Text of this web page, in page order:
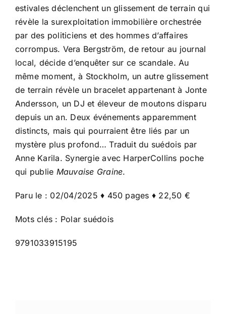
estivales déclenchent un glissement de terrain qui
révèle la surexploitation immobilière orchestrée
par des politiciens et des hommes d’affaires
corrompus. Vera Bergström, de retour au journal
local, décide d’enquêter sur ce scandale. Au
même moment, à Stockholm, un autre glissement
de terrain révèle un bracelet appartenant à Jonte
Andersson, un DJ et éleveur de moutons disparu
depuis un an. Deux événements apparemment
distincts, mais qui pourraient être liés par un
mystère plus profond… Traduit du suédois par
Anne Karila. Synergie avec HarperCollins poche
qui publie Mauvaise Graine.
Paru le : 02/04/2025 ♦ 450 pages ♦ 22,50 €
Mots clés : Polar suédois
9791033915195